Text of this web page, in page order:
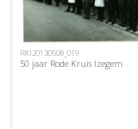
RKI20130508_019
50 jaar Rode Kruis Izegem